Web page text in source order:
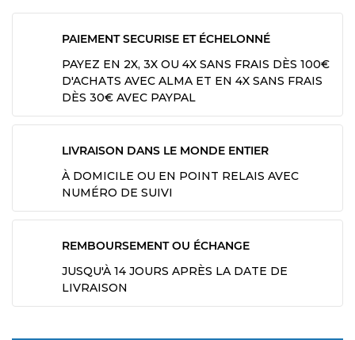
PAIEMENT SECURISE ET ÉCHELONNÉ
PAYEZ EN 2X, 3X OU 4X SANS FRAIS DÈS 100€
D'ACHATS AVEC ALMA ET EN 4X SANS FRAIS
DÈS 30€ AVEC PAYPAL
LIVRAISON DANS LE MONDE ENTIER
À DOMICILE OU EN POINT RELAIS AVEC
NUMÉRO DE SUIVI
REMBOURSEMENT OU ÉCHANGE
JUSQU'À 14 JOURS APRÈS LA DATE DE
LIVRAISON